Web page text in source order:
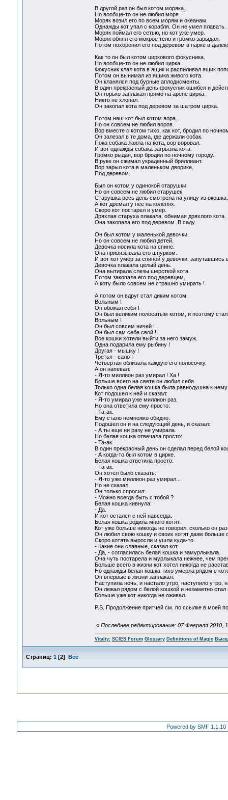
В другой раз он был котом моряка.
Но вообще-то он не любил моря.
Моряк возил его по всем морям и океанам.
Однажды кот упал с корабля. Он не умел плавать.
Моряк поймал его сетью, но кот уже умер.
Моряк обнял его мокрое тело и громко зарыдал.
Потом похоронил его под деревом в парке в
Как то он был котом циркового фокусника.
Но вообще-то он не любил цирка.
Фокусник клал кота в ящик и распиливал ящик
Потом он вынимал из ящика живого кота.
Он кланялся под бурные аплодисменты.
В один прекрасный день фокусник ошибся и
Он горько заплакал прямо на арене цирка.
Никто не хлопал.
Он закопал кота под деревом за шатром цирка.
Потом наш кот был котом вора.
Но он совсем не любил воров.
Вор вместе с котом тихо, как кот, бродил по
Он залезал в те дома, где держали собак.
Пока собака лаяла на кота, вор воровал.
И вот однажды собака загрызла кота.
Громко рыдая, вор бродил по ночному городу.
В руке он сжимал украденный бриллиант.
Вор зарыл кота в маленьком дворике.
Под деревом.
Был он котом у одинокой старушки.
Но он совсем не любил старушек.
Старушка весь день смотрела на улицу из окошка.
А кот дремал у нее на коленях.
Скоро кот постарел и умер.
Дряхлая старуха плакала, обнимая дряхлого кота.
Она закопала его под деревом. В саду.
Он был котом у маленькой девочки.
Но он совсем не любил детей.
Девочка носила кота на спине.
Она привязывала его шнурком.
И вот кот умер за спиной у девочки, запутавшись
Девочка плакала целый день.
Она вытирала слезы шерсткой кота.
Потом закопала его под деревцем.
А коту было совсем не страшно умирать !
А потом он вдруг стал диким котом.
Вольным !
Он обожал себя !
Он был великим полосатым котом, и поэтому
Вольным !
Он был совсем ничей !
Он был сам себе свой !
Все кошки хотели выйти за него замуж.
Одна подарила ему рыбину !
Другая - мышку !
Третья - сало !
Четвертая облизала каждую его полосочку.
А он напевал:
- Я-то миллион раз умирал ! Ха !
Больше всего на свете он любил себя.
Только одна белая кошка была равнодушна к нему.
Кот подошел к ней и сказал:
- Я-то умирал уже миллион раз.
Но она ответила ему просто:
- Та-ак.
Ему стало немножко обидно.
Подошел он и на следующий день, и сказал:
- А ты еще ни разу не умирала.
Но белая кошка отвечала просто:
- Та-ак.
В один прекрасный день он сделал перед белой
- А когда-то был котом в цирке.
Белая кошка ответила просто:
- Та-ак.
Он хотел было сказать:
- Я-то уже миллион раз умирал...
Но не сказал.
Он только спросил:
- Можно всегда быть с тобой ?
Белая кошка кивнула:
- Да.
И кот остался с ней навсегда.
Белая кошка родила много котят.
Кот уже больше никогда не говорил, сколько он
Он любил свою кошку и своих котят даже больше
Скоро котята выросли и ушли куда-то.
- Какие они славные, сказал кот.
- Да, - согласилась белая кошка и замурлыкала.
Она чуть постарела и мурлыкала нежнее, чем
Больше всего в жизни кот хотел никогда не
Но однажды белая кошка тихо умерла рядом с
Он впервые в жизни заплакал.
Наступила ночь, и настало утро, наступило утро,
Он лежал рядом с белой кошкой и незаметно
Больше уже кот никогда не оживал.
P.S. Продолжение притчей см. по ссылке в моей
« Последнее редактирование: 07 Февраля 2010,
Vitaliy: SCIES Forum Glossary Definitions of Magic
Страниц: 1 [2] Все
Powered by SMF 1.1.10